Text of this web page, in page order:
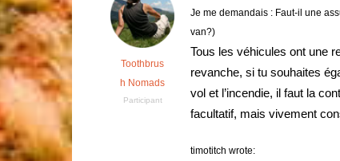
Toothbrus
h Nomads
Participant
Je me demandais : Faut-il une
van?)
Tous les véhicules ont une
revanche, si tu souhaites
vol et l’incendie, il faut la
facultatif, mais vivement
timotitch wrote: